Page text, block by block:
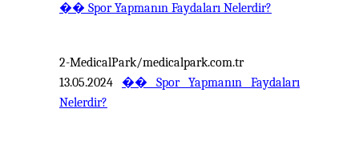
�� Spor Yapmanın Faydaları Nelerdir?
2-MedicalPark/medicalpark.com.tr
13.05.2024 �� Spor Yapmanın Faydaları
Nelerdir?